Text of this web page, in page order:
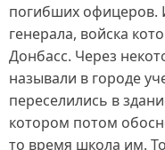
погибших офицеров.
генерала, войска
Донбасс. Через
называли в городе
переселились в
котором потом
то время школа им.